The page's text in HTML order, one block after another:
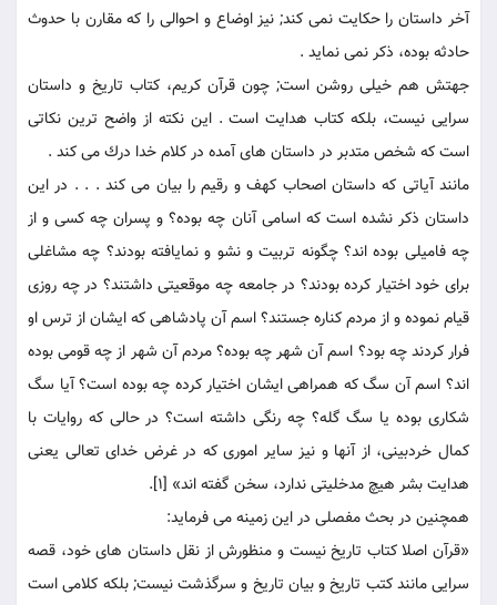
آخر داستان را حكايت نمی كند; نيز اوضاع و احوالى را كه مقارن با حدوث
حادثه بوده، ذكر نمی نمايد .
جهتش هم خيلى روشن است; چون قرآن كريم، كتاب تاريخ و داستان
سرايى نيست، بلكه كتاب هدايت است . اين نكته از واضح ترين نكاتى
است كه شخص متدبر در داستان هاى آمده در كلام خدا درك می كند .
مانند آياتى كه داستان اصحاب كهف و رقيم را بيان می كند . . . در اين
داستان ذكر نشده است كه اسامى آنان چه بوده؟ و پسران چه كسى و از
چه فاميلى بوده اند؟ چگونه تربيت و نشو و نمايافته بودند؟ چه مشاغلى
براى خود اختيار كرده بودند؟ در جامعه چه موقعيتى داشتند؟ در چه روزى
قيام نموده و از مردم كناره جستند؟ اسم آن پادشاهى كه ايشان از ترس او
فرار كردند چه بود؟ اسم آن شهر چه بوده؟ مردم آن شهر از چه قومى بوده
اند؟ اسم آن سگ كه همراهى ايشان اختيار كرده چه بوده است؟ آيا سگ
شكارى بوده يا سگ گله؟ چه رنگى داشته است؟ در حالى كه روايات با
كمال خردبينى، از آنها و نيز ساير امورى كه در غرض خداى تعالى يعنى
هدايت بشر هيچ مدخليتى ندارد، سخن گفته اند» [1].
همچنين در بحث مفصلى در اين زمينه می فرمايد:
«قرآن اصلا كتاب تاريخ نيست و منظورش از نقل داستان هاى خود، قصه
سرايى مانند كتب تاريخ و بيان تاريخ و سرگذشت نيست; بلكه كلامى است